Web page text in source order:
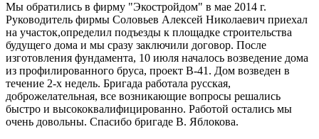
Мы обратились в фирму "Экостройдом" в мае 2014 г.
Руководитель фирмы Соловьев Алексей Николаевич приехал
на участок,определил подъезды к площадке строительства
будущего дома и мы сразу заключили договор. После
изготовления фундамента, 10 июля началось возведение дома
из профилированного бруса, проект В-41. Дом возведен в
течение 2-х недель. Бригада работала русская,
доброжелательная, все возникающие вопросы решались
быстро и высококвалифицированно. Работой остались мы
очень довольны. Спасибо бригаде В. Яблокова.